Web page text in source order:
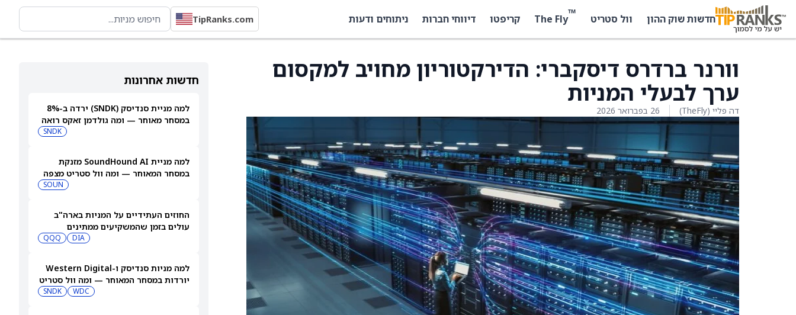
חדשות שוק ההון וול סטריט ™
The Fly קריפטו דיווחי חברות ניתוחים ודעות TipRanks.com
חדשות אחרונות
למה מניית סנדיסק (SNDK) ירדה ב-8%
במסחר מאוחר — ומה גולדמן זאקס רואה
SNDK
למה מניית SoundHound AI מזנקת
במסחר המאוחר — ומה וול סטריט מצפה
SOUN
החוזים העתידיים על המניות בארה"ב
עולים בזמן שהמשקיעים ממתינים
DIA
QQQ
למה מניות סנדיסק ו-Western Digital
יורדות במסחר המאוחר — ומה וול סטריט
WDC
SNDK
וורנר ברדרס דיסקברי: הדירקטוריון מחויב למקסום
ערך לבעלי המניות
דה פליי (TheFly) 26 בפברואר 2026